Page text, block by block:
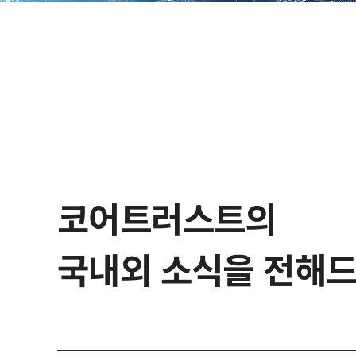
코어트러스트의
국내외 소식을 전해